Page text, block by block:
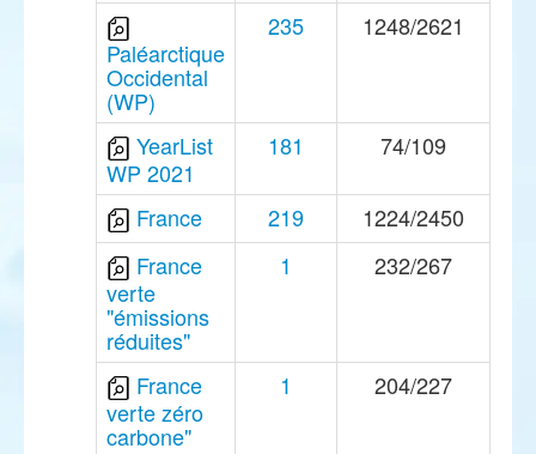
Paléarctique
Occidental
(WP)
235 1248/2621
YearList
WP 2021
181 74/109
France 219
1224/2450
France
verte
"émissions
réduites"
1 232/267
France
verte zéro
carbone"
1 204/227